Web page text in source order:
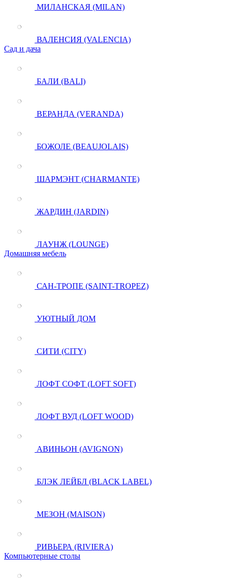
МИЛАНСКАЯ (MILAN)
ВАЛЕНСИЯ (VALENCIA)
Сад и дача
БАЛИ (BALI)
ВЕРАНДА (VERANDA)
БОЖОЛЕ (BEAUJOLAIS)
ШАРМЭНТ (CHARMANTE)
ЖАРДИН (JARDIN)
ЛАУНЖ (LOUNGE)
Домашняя мебель
САН-ТРОПЕ (SAINT-TROPEZ)
УЮТНЫЙ ДОМ
СИТИ (CITY)
ЛОФТ СОФТ (LOFT SOFT)
ЛОФТ ВУД (LOFT WOOD)
АВИНЬОН (AVIGNON)
БЛЭК ЛЕЙБЛ (BLACK LABEL)
МЕЗОН (MAISON)
РИВЬЕРА (RIVIERA)
Компьютерные столы